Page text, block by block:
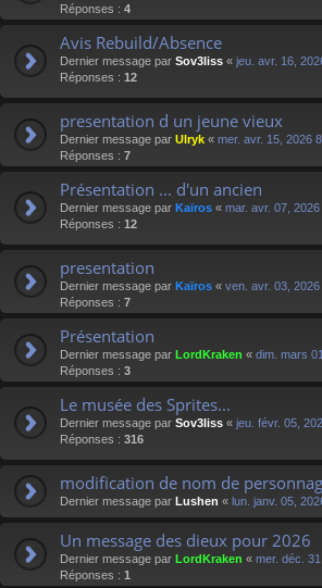
Réponses : 4
Avis Rebuild/Absence
Dernier message par Sov3liss « jeu. avr. 16,
Réponses : 12
presentation d un jeune vieux
Dernier message par Ulryk « mer. avr. 15, 2026
Réponses : 7
Présentation ... d'un ancien
Dernier message par Kaïros « mar. avr. 07,
Réponses : 12
presentation
Dernier message par Kaïros « ven. avr. 03,
Réponses : 7
Présentation
Dernier message par LordKraken « dim. mars
Réponses : 3
Le musée des Sprites...
Dernier message par Sov3liss « jeu. févr. 05,
Réponses : 316
modification de nom de
Dernier message par Lushen « lun. janv. 05,
Un message des dieux pour 2026
Dernier message par LordKraken « mer. déc.
Réponses : 1